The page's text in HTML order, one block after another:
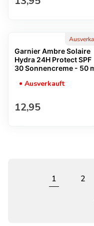
Garnier Ambre Solaire
Hydra 24H Protect SPF
30 Sonnencreme - 50
Ausverkauft
Regulärer Preis
12,95
1 2